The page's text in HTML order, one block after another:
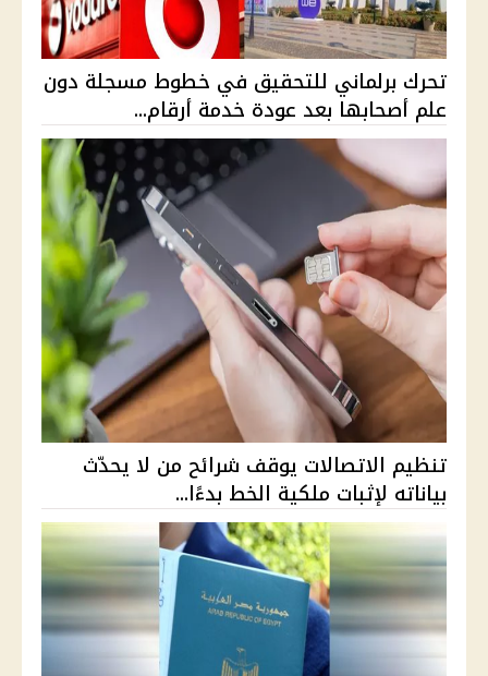
تحرك برلماني للتحقيق في خطوط مسجلة دون
علم أصحابها بعد عودة خدمة أرقام...
تنظيم الاتصالات يوقف شرائح من لا يحدّث
بياناته لإثبات ملكية الخط بدءًا...